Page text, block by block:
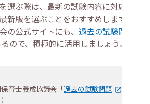
選ぶ際は、最新の試験内容に対応する
新版を選ぶことをおすすめします。全
の公式サイトにも、 過去の試験問題
ので、積極的に活用しましょう。
育士養成協議会「過去の試験問題